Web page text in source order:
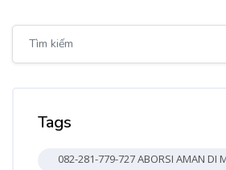
Tags
082-281-779-727 ABORSI AMAN DI